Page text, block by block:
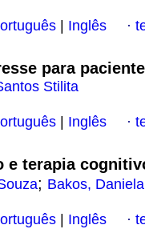
| Inglês ·
para
Stilita
| Inglês ·
e terapia
; Bakos,
| Inglês ·